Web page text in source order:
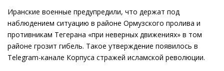
Иранские военные предупредили, что держат под
наблюдением ситуацию в районе Ормузского пролива и
противникам Тегерана «при неверных движениях» в том
районе грозит гибель. Такое утверждение появилось в
Telegram-канале Корпуса стражей исламской революции.